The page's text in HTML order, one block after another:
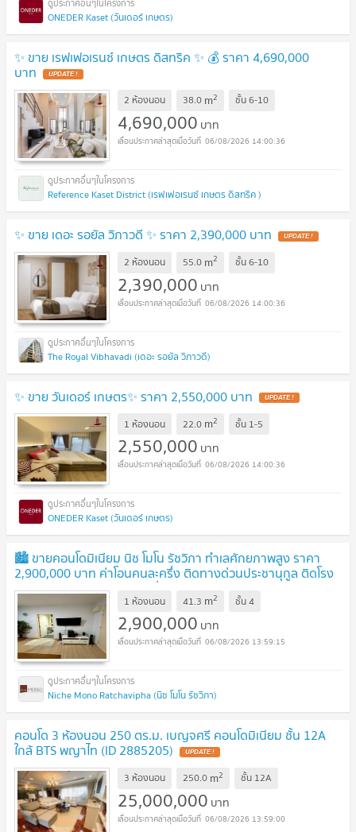
ONEDER Kaset (วันเดอร์ เกษตร)
✨ ขาย เรฟเฟอเรนซ์ เกษตร ดิสทริค ✨ 💰 ราคา 4,690,000
บาท UPDATE !
2 ห้องนอน 38.0 m2 ชั้น6-10
4,690,000 บาท
06/08/2026 14:00:36
Reference Kaset District (เรฟเฟอเรนซ์ เกษตร ดิสทริค )
✨ ขาย เดอะ รอยัล วิภาวดี ✨ ราคา 2,390,000 บาท UPDATE !
2 ห้องนอน 55.0 m2 ชั้น6-10
2,390,000 บาท
06/08/2026 14:00:36
The Royal Vibhavadi (เดอะ รอยัล วิภาวดี)
✨ ขาย วันเดอร์ เกษตร✨ ราคา 2,550,000 บาท UPDATE !
1 ห้องนอน 22.0 m2 ชั้น 1-5
2,550,000 บาท
06/08/2026 14:00:36
ONEDER Kaset (วันเดอร์ เกษตร)
🏙️ ขายคอนโดมิเนียม นิช โมโน รัชวิภา ทำเลศักยภาพสูง ราคา
2,900,000 บาท ค่าโอนคนละครึ่ง ติดทางด่วนประชานุกูล ติดโรง
พยาบาลเกษมราษฎร์ประชาชื่น
1 ห้องนอน 41.3 m2 ชั้น4
2,900,000 บาท
06/08/2026 13:59:15
Niche Mono Ratchavipha (นิช โมโน รัชวิภา)
คอนโด 3 ห้องนอน 250 ตร.ม. เบญจศรี คอนโดมิเนียม ชั้น 12A
ใกล้ BTS พญาไท (ID 2885205) UPDATE !
3 ห้องนอน 250.0 m2 ชั้น 12A
25,000,000 บาท
06/08/2026 13:59:00